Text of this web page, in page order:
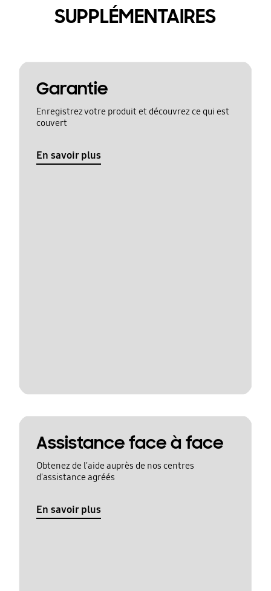
SUPPLÉMENTAIRES
Garantie
Enregistrez votre produit et découvrez ce qui est
couvert
En savoir plus
Assistance face à face
Obtenez de l'aide auprès de nos centres
d'assistance agréés
En savoir plus